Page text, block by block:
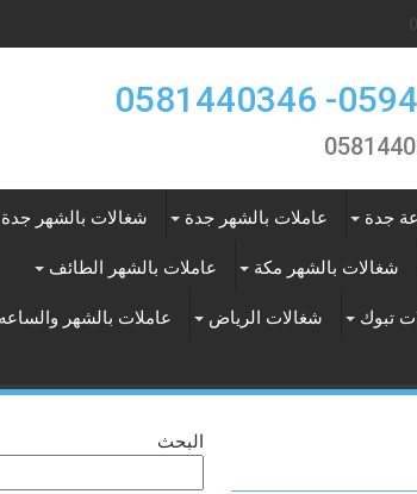
جدة عاملات بالشهر جدة شغالات بالشهر جدة
شغالات بالشهر مكة عاملات بالشهر الطائف
تبوك شغالات الرياض عاملات بالشهر
البحث